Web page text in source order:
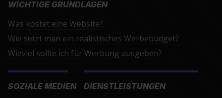
WICHTIGE GRUNDLAGEN
Was kostet eine Website?
Wie setzt man ein realistisches Werbebudget?
Wieviel sollte ich für Werbung ausgeben?
SOZIALE MEDIEN DIENSTLEISTUNGEN